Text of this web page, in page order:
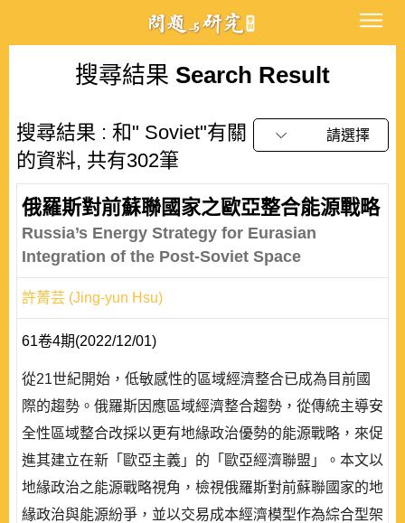
搜尋結果 Search Result
搜尋結果 : 和" Soviet"有關
的資料, 共有302筆
請選擇
俄羅斯對前蘇聯國家之歐亞整合能源戰略
Russia’s Energy Strategy for Eurasian
Integration of the Post-Soviet Space
許菁芸 (Jing-yun Hsu)
61卷4期(2022/12/01)
從21世紀開始，低敏感性的區域經濟整合已成為目前國
際的趨勢。俄羅斯因應區域經濟整合趨勢，從傳統主導安
全性區域整合改採以更有地緣政治優勢的能源戰略，來促
進其建立在新「歐亞主義」的「歐亞經濟聯盟」。本文以
地緣政治之能源戰略視角，檢視俄羅斯對前蘇聯國家的地
緣政治與能源紛爭，並以交易成本經濟模型作為綜合型架